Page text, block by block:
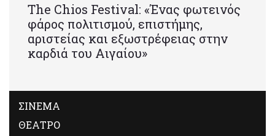
Τhe Chios Festival: «Ένας φωτεινός
φάρος πολιτισμού, επιστήμης,
αριστείας και εξωστρέφειας στην
καρδιά του Αιγαίου»
ΣΙΝΕΜΑ
ΘΕΑΤΡΟ